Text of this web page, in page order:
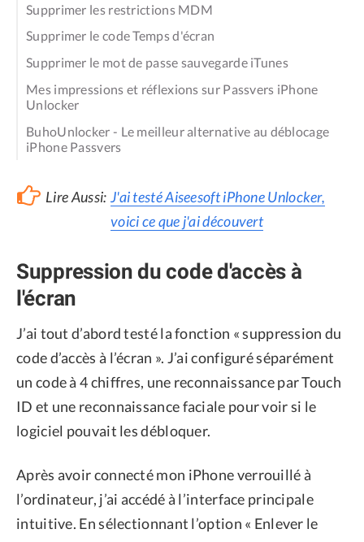
Supprimer les restrictions MDM
Supprimer le code Temps d'écran
Supprimer le mot de passe sauvegarde iTunes
Mes impressions et réflexions sur Passvers iPhone
Unlocker
BuhoUnlocker - Le meilleur alternative au déblocage
iPhone Passvers
Lire Aussi: J'ai testé Aiseesoft iPhone Unlocker,
voici ce que j'ai découvert
Suppression du code d'accès à
l'écran
J’ai tout d’abord testé la fonction « suppression du
code d’accès à l’écran ». J’ai configuré séparément
un code à 4 chiffres, une reconnaissance par Touch
ID et une reconnaissance faciale pour voir si le
logiciel pouvait les débloquer.
Après avoir connecté mon iPhone verrouillé à
l’ordinateur, j’ai accédé à l’interface principale
intuitive. En sélectionnant l’option « Enlever le